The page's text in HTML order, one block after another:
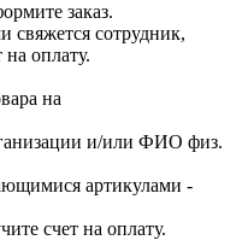
заказ.
сотрудник,
на оплату.
на
и/или ФИО физ.
артикулами -
счет на оплату.